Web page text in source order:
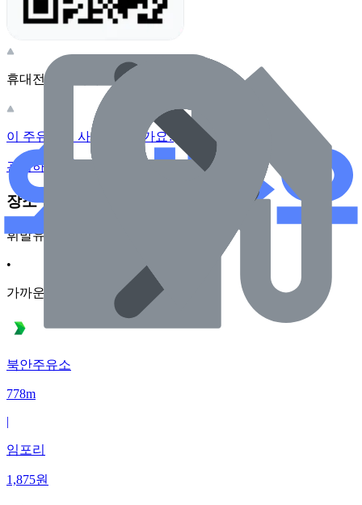
휴대전화 카메라로 찍어보세요
이 주유소의 사장님이신가요?
관리하기
장소 근처 주유소
휘발유
•
가까운순
북안주유소
778m
|
임포리
1,875원